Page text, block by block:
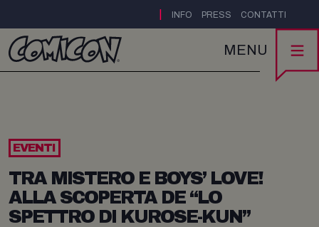
INFO PRESS CONTATTI
MENU
EVENTI
TRA MISTERO E BOYS’ LOVE!
ALLA SCOPERTA DE “LO
SPETTRO DI KUROSE-KUN”